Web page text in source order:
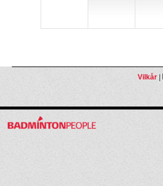
Vilkår|